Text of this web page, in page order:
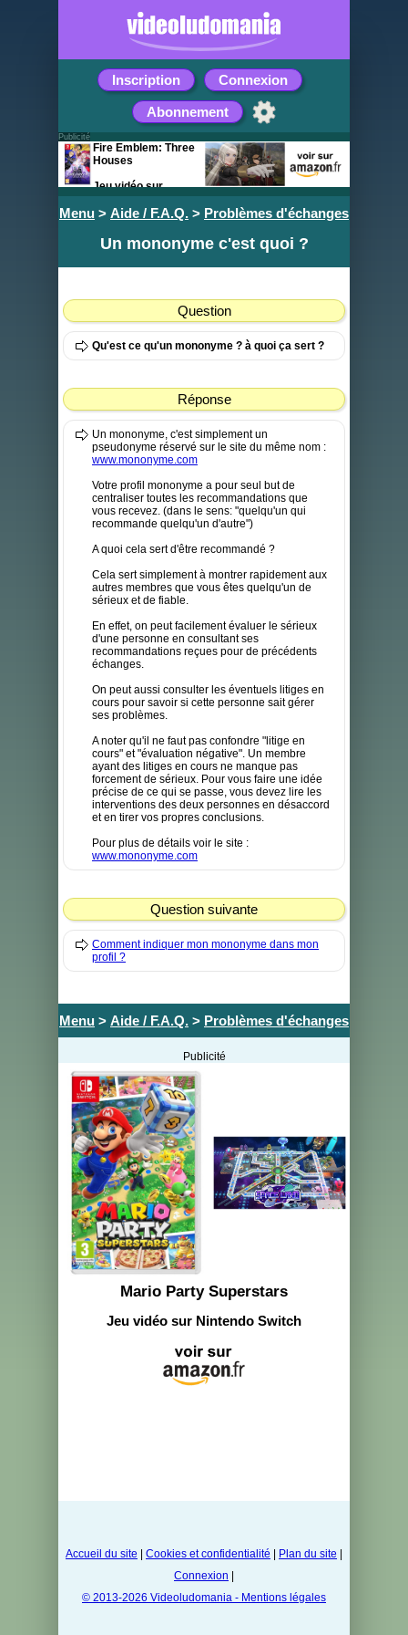
Inscription Connexion
Abonnement
Menu > Aide / F.A.Q. > Problèmes d'échanges
Un mononyme c'est quoi ?
Question
Qu'est ce qu'un mononyme ? à quoi ça sert ?
Réponse
Un mononyme, c'est simplement un
pseudonyme réservé sur le site du même nom :
www.mononyme.com
Votre profil mononyme a pour seul but de
centraliser toutes les recommandations que
vous recevez. (dans le sens: "quelqu'un qui
recommande quelqu'un d'autre")
A quoi cela sert d'être recommandé ?
Cela sert simplement à montrer rapidement aux
autres membres que vous êtes quelqu'un de
sérieux et de fiable.
En effet, on peut facilement évaluer le sérieux
d'une personne en consultant ses
recommandations reçues pour de précédents
échanges.
On peut aussi consulter les éventuels litiges en
cours pour savoir si cette personne sait gérer
ses problèmes.
A noter qu'il ne faut pas confondre "litige en
cours" et "évaluation négative". Un membre
ayant des litiges en cours ne manque pas
forcement de sérieux. Pour vous faire une idée
précise de ce qui se passe, vous devez lire les
interventions des deux personnes en désaccord
et en tirer vos propres conclusions.
Pour plus de détails voir le site :
www.mononyme.com
Question suivante
Comment indiquer mon mononyme dans mon
profil ?
Menu > Aide / F.A.Q. > Problèmes d'échanges
Publicité
Mario Party Superstars
Jeu vidéo sur Nintendo Switch
Accueil du site Cookies et confidentialité Plan du site
Connexion
© 2013-2026 Videoludomania - Mentions légales
Publicité
Fire Emblem: Three
Houses
Jeu vidéo sur
Nintendo Switch